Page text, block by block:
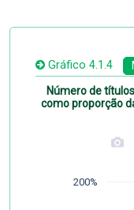
Gráfico 4.1.4
Número de
como proporção
200%